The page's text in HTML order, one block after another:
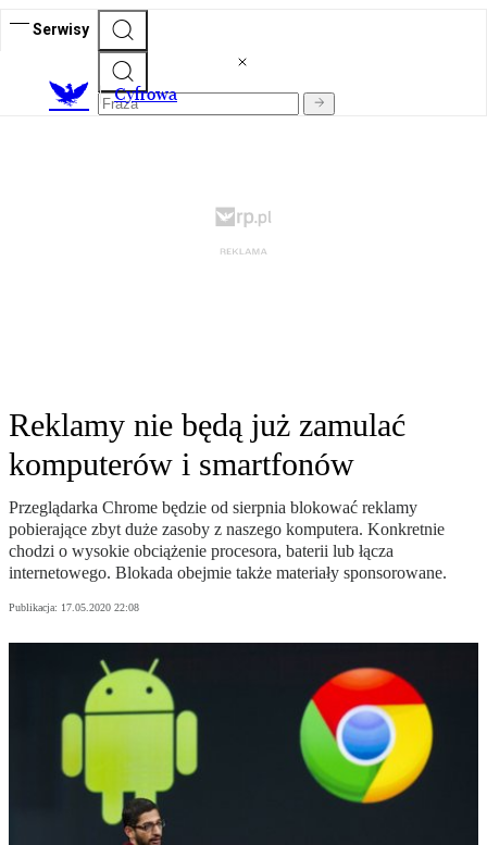
Serwisy
Cyfrowa
Reklamy nie będą już zamulać
komputerów i smartfonów
Przeglądarka Chrome będzie od sierpnia blokować reklamy
pobierające zbyt duże zasoby z naszego komputera. Konkretnie
chodzi o wysokie obciążenie procesora, baterii lub łącza
internetowego. Blokada obejmie także materiały sponsorowane.
Publikacja: 17.05.2020 22:08